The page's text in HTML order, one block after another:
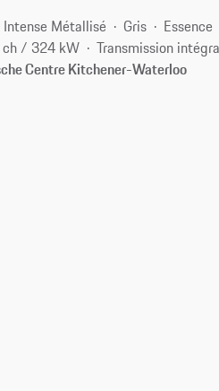
Intense Métallisé Gris Essence
/ 324 kW
Transmission
Centre Kitchener-Waterloo